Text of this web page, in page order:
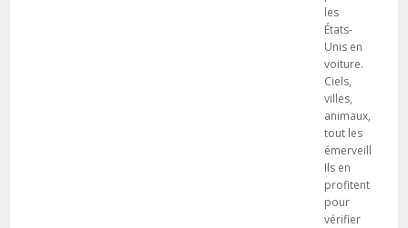
les
États-
Unis en
voiture.
Ciels,
villes,
animaux,
tout les
émerveille.
Ils en
profitent
pour
vérifier